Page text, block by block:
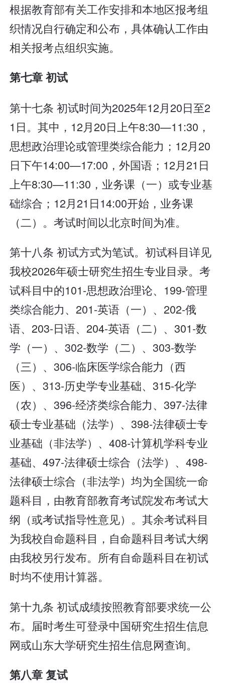
根据教育部有关工作安排和本地区报考组
织情况自行确定和公布，具体确认工作由
相关报考点组织实施。
第七章 初试
第十七条 初试时间为2025年12月20日至2
1日。其中，12月20日上午8:30—11:30，
思想政治理论或管理类综合能力；12月20
日下午14:00—17:00，外国语；12月21日
上午8:30—11:30，业务课（一）或专业基
础综合；12月21日14:00开始，业务课
（二）。考试时间以北京时间为准。
第十八条 初试方式为笔试。初试科目详见
我校2026年硕士研究生招生专业目录。考
试科目中的101-思想政治理论、199-管理
类综合能力、201-英语（一）、202-俄
语、203-日语、204-英语（二）、301-数
学（一）、302-数学（二）、303-数学
（三）、306-临床医学综合能力（西
医）、313-历史学专业基础、315-化学
（农）、396-经济类综合能力、397-法律
硕士专业基础（法学）、398-法律硕士专
业基础（非法学）、408-计算机学科专业
基础、497-法律硕士综合（法学）、498-
法律硕士综合（非法学）均为全国统一命
题科目，由教育部教育考试院发布考试大
纲（或考试指导性意见）。其余考试科目
为我校自命题科目，自命题科目考试大纲
由我校另行发布。所有自命题科目在初试
时均不使用计算器。
第十九条 初试成绩按照教育部要求统一公
布。届时考生可登录中国研究生招生信息
网或山东大学研究生招生信息网查询。
第八章 复试